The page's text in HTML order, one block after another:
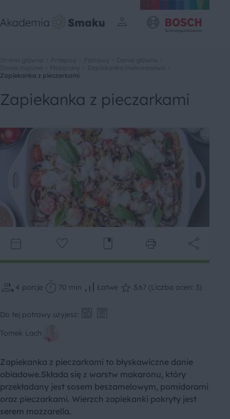
Zapiekanka z pieczarkami
Zapiekanka z pieczarkami
4 porcje 70 min Łatwe 3.67 (Liczba ocen: 3)
Do tej potrawy użyjesz:
Tomek Lach
Zapiekanka z pieczarkami to błyskawiczne danie
obiadowe.Składa się z warstw makaronu, który
przekładany jest sosem beszamelowym, pomidorami
oraz pieczarkami. Wierzch zapiekanki pokryty jest
serem mozzarella.